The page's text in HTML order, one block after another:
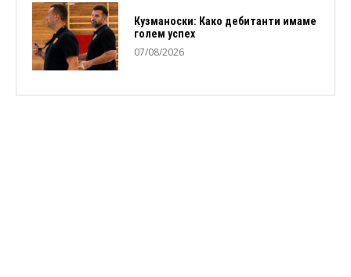
Кузманоски: Како дебитанти имаме
голем успех
07/08/2026